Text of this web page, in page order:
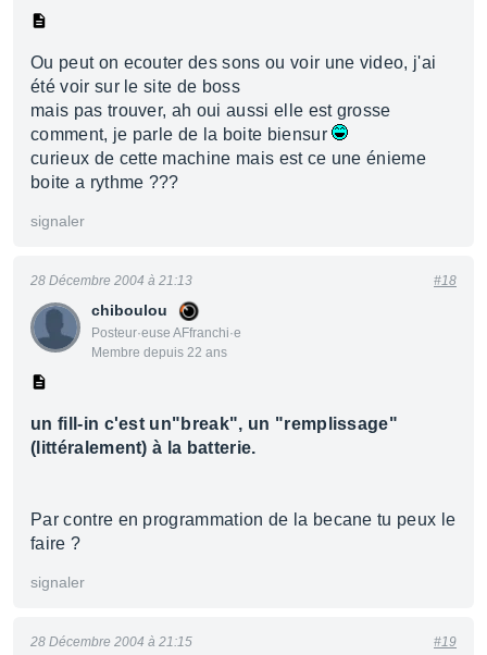
Ou peut on ecouter des sons ou voir une video, j'ai
été voir sur le site de boss
mais pas trouver, ah oui aussi elle est grosse
comment, je parle de la boite biensur
curieux de cette machine mais est ce une énieme
boite a rythme ???
signaler
chiboulou
Posteur·euse AFfranchi·e
Membre depuis 22 ans
28 Décembre 2004 à 21:13 #18
un fill-in c'est un"break", un "remplissage"
(littéralement) à la batterie.
Par contre en programmation de la becane tu peux le
faire ?
signaler
28 Décembre 2004 à 21:15 #19